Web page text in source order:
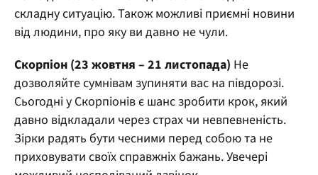
складну ситуацію. Також можливі приємні новини
від людини, про яку ви давно не чули.
Скорпіон (23 жовтня – 21 листопада) Не
дозволяйте сумнівам зупиняти вас на півдорозі.
Сьогодні у Скорпіонів є шанс зробити крок, який
давно відкладали через страх чи невпевненість.
Зірки радять бути чесними перед собою та не
приховувати своїх справжніх бажань. Увечері